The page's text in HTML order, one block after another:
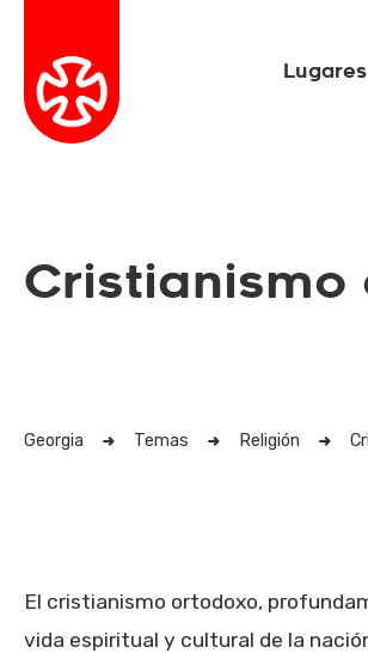
Cristianismo
Georgia Temas Religión
El cristianismo ortodoxo,
vida espiritual y cultural de la